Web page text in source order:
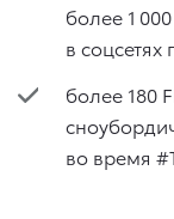
более 1
в
более 180
во время